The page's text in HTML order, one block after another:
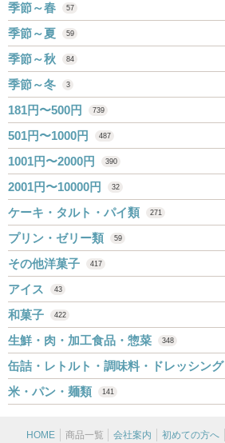
季節～春 57
季節～夏 59
季節～秋 84
季節～冬 3
181円〜500円 739
501円〜1000円 487
1001円〜2000円 390
2001円〜10000円 32
ケーキ・タルト・パイ類 271
プリン・ゼリー類 59
その他洋菓子 417
アイス 43
和菓子 422
生鮮・肉・加工食品・惣菜 348
缶詰・レトルト・調味料・ドレッシング
米・パン・麺類 141
HOME 商品一覧 会社案内 初めての方へ